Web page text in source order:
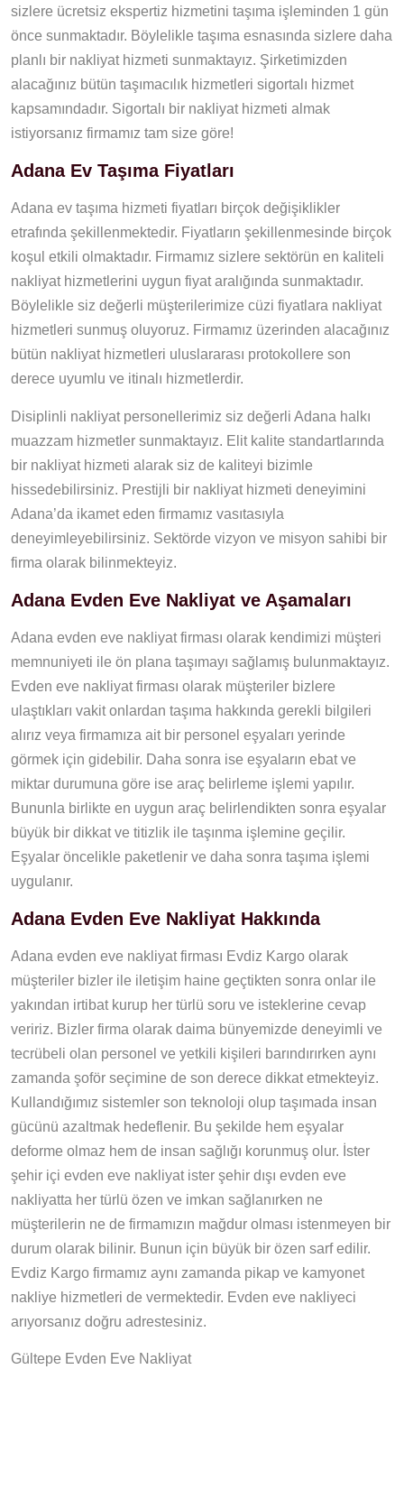
sizlere ücretsiz ekspertiz hizmetini taşıma işleminden 1 gün
önce sunmaktadır. Böylelikle taşıma esnasında sizlere daha
planlı bir nakliyat hizmeti sunmaktayız. Şirketimizden
alacağınız bütün taşımacılık hizmetleri sigortalı hizmet
kapsamındadır. Sigortalı bir nakliyat hizmeti almak
istiyorsanız firmamız tam size göre!
Adana Ev Taşıma Fiyatları
Adana ev taşıma hizmeti fiyatları birçok değişiklikler
etrafında şekillenmektedir. Fiyatların şekillenmesinde birçok
koşul etkili olmaktadır. Firmamız sizlere sektörün en kaliteli
nakliyat hizmetlerini uygun fiyat aralığında sunmaktadır.
Böylelikle siz değerli müşterilerimize cüzi fiyatlara nakliyat
hizmetleri sunmuş oluyoruz. Firmamız üzerinden alacağınız
bütün nakliyat hizmetleri uluslararası protokollere son
derece uyumlu ve itinalı hizmetlerdir.
Disiplinli nakliyat personellerimiz siz değerli Adana halkı
muazzam hizmetler sunmaktayız. Elit kalite standartlarında
bir nakliyat hizmeti alarak siz de kaliteyi bizimle
hissedebilirsiniz. Prestijli bir nakliyat hizmeti deneyimini
Adana’da ikamet eden firmamız vasıtasıyla
deneyimleyebilirsiniz. Sektörde vizyon ve misyon sahibi bir
firma olarak bilinmekteyiz.
Adana Evden Eve Nakliyat ve Aşamaları
Adana evden eve nakliyat firması olarak kendimizi müşteri
memnuniyeti ile ön plana taşımayı sağlamış bulunmaktayız.
Evden eve nakliyat firması olarak müşteriler bizlere
ulaştıkları vakit onlardan taşıma hakkında gerekli bilgileri
alırız veya firmamıza ait bir personel eşyaları yerinde
görmek için gidebilir. Daha sonra ise eşyaların ebat ve
miktar durumuna göre ise araç belirleme işlemi yapılır.
Bununla birlikte en uygun araç belirlendikten sonra eşyalar
büyük bir dikkat ve titizlik ile taşınma işlemine geçilir.
Eşyalar öncelikle paketlenir ve daha sonra taşıma işlemi
uygulanır.
Adana Evden Eve Nakliyat Hakkında
Adana evden eve nakliyat firması Evdiz Kargo olarak
müşteriler bizler ile iletişim haine geçtikten sonra onlar ile
yakından irtibat kurup her türlü soru ve isteklerine cevap
veririz. Bizler firma olarak daima bünyemizde deneyimli ve
tecrübeli olan personel ve yetkili kişileri barındırırken aynı
zamanda şoför seçimine de son derece dikkat etmekteyiz.
Kullandığımız sistemler son teknoloji olup taşımada insan
gücünü azaltmak hedeflenir. Bu şekilde hem eşyalar
deforme olmaz hem de insan sağlığı korunmuş olur. İster
şehir içi evden eve nakliyat ister şehir dışı evden eve
nakliyatta her türlü özen ve imkan sağlanırken ne
müşterilerin ne de firmamızın mağdur olması istenmeyen bir
durum olarak bilinir. Bunun için büyük bir özen sarf edilir.
Evdiz Kargo firmamız aynı zamanda pikap ve kamyonet
nakliye hizmetleri de vermektedir. Evden eve nakliyeci
arıyorsanız doğru adrestesiniz.
Gültepe Evden Eve Nakliyat